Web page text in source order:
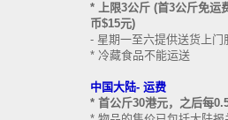
* 上限3公斤 (首3公斤免运
币$15元)
- 星期一至六提供送货上门
* 冷藏食品不能运送
中国大陆- 运费
* 首公斤30港元，之后每